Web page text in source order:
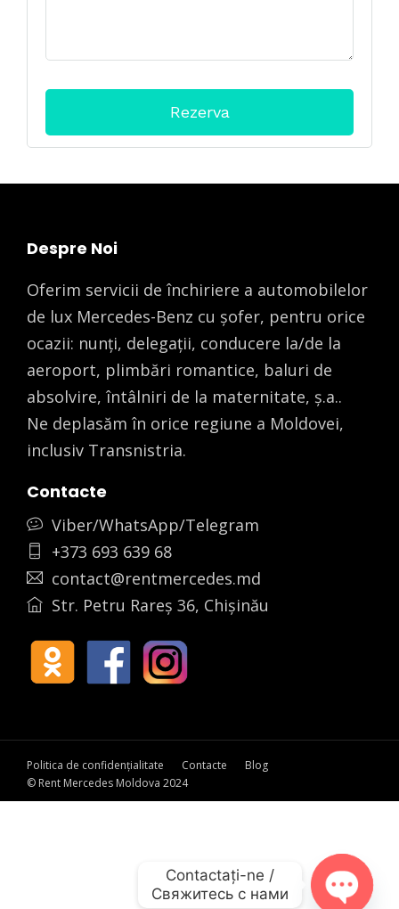
Despre Noi
Oferim servicii de închiriere a automobilelor
de lux Mercedes-Benz cu șofer, pentru orice
ocazii: nunți, delegații, conducere la/de la
aeroport, plimbări romantice, baluri de
absolvire, întâlniri de la maternitate, ș.a..
Ne deplasăm în orice regiune a Moldovei,
inclusiv Transnistria.
Contacte
Viber/WhatsApp/Telegram
+373 693 639 68
contact@rentmercedes.md
Str. Petru Rareș 36, Chișinău
Politica de confidențialitate Contacte
Blog
© Rent Mercedes Moldova 2024
Contactați-ne /
Свяжитесь с нами